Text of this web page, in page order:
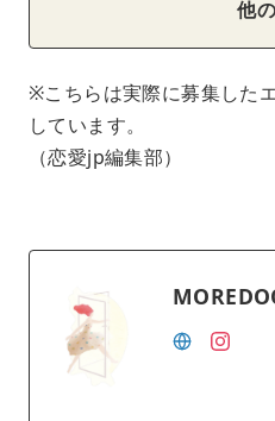
他
※こちらは実際に募集した
しています。
（恋愛jp編集部）